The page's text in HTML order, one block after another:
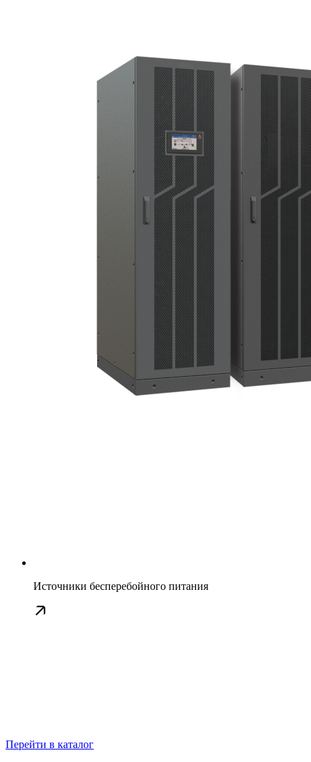
Источники бесперебойного питания
Перейти в каталог